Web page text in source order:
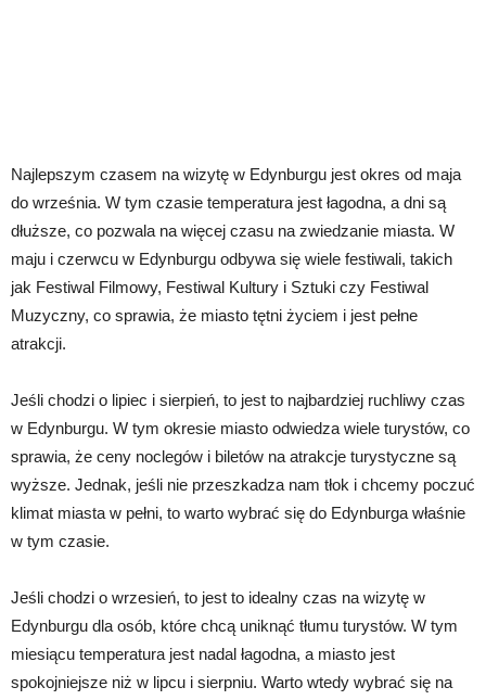
Najlepszym czasem na wizytę w Edynburgu jest okres od maja
do września. W tym czasie temperatura jest łagodna, a dni są
dłuższe, co pozwala na więcej czasu na zwiedzanie miasta. W
maju i czerwcu w Edynburgu odbywa się wiele festiwali, takich
jak Festiwal Filmowy, Festiwal Kultury i Sztuki czy Festiwal
Muzyczny, co sprawia, że miasto tętni życiem i jest pełne
atrakcji.
Jeśli chodzi o lipiec i sierpień, to jest to najbardziej ruchliwy czas
w Edynburgu. W tym okresie miasto odwiedza wiele turystów, co
sprawia, że ceny noclegów i biletów na atrakcje turystyczne są
wyższe. Jednak, jeśli nie przeszkadza nam tłok i chcemy poczuć
klimat miasta w pełni, to warto wybrać się do Edynburga właśnie
w tym czasie.
Jeśli chodzi o wrzesień, to jest to idealny czas na wizytę w
Edynburgu dla osób, które chcą uniknąć tłumu turystów. W tym
miesiącu temperatura jest nadal łagodna, a miasto jest
spokojniejsze niż w lipcu i sierpniu. Warto wtedy wybrać się na